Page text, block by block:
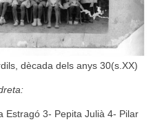
dècada dels anys 30(s.XX)
Estragó 3- Pepita Julià 4- Pilar